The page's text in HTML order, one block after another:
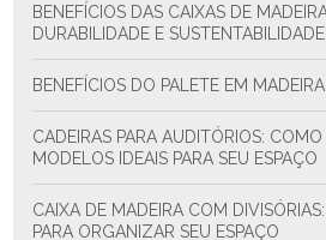
BENEFÍCIOS DAS CAIXAS DE MADEIRA NA EXPORTAÇÃO:
DURABILIDADE E SUSTENTABILIDADE
BENEFÍCIOS DO PALETE EM MADEIRA
CADEIRAS PARA AUDITÓRIOS: COMO ESCOLHER OS
MODELOS IDEAIS PARA SEU ESPAÇO
CAIXA DE MADEIRA COM DIVISÓRIAS: A SOLUÇÃO PRÁTICA
PARA ORGANIZAR SEU ESPAÇO